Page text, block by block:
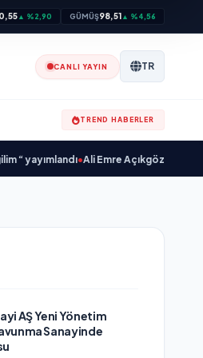
▲ %2,90 GÜMÜŞ98,51▲ %4,56
CANLI YAYIN TR
TREND HABERLER
•Ali Emre Açıkgöz Galimidi, Eski
AŞ Yeni Yönetim
Sanayinde